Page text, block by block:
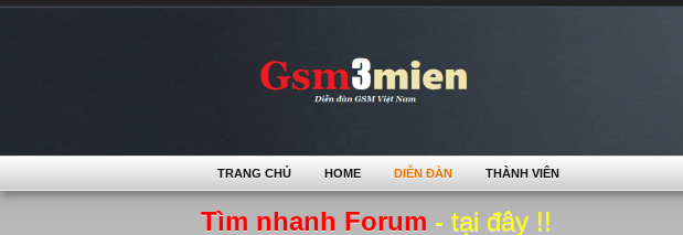
Tìm nhanh Forum - tại đây !!
TRANG CHỦ HOME DIỄN ĐÀN THÀNH VIÊN